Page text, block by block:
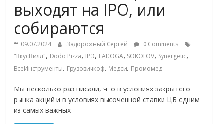
соцсетях
Портал
об
онлайн-
торговле,
сервисах
для
Commerce,
выходят на IPO, или
собираются
09.07.2024 Задорожный Сергей
0 Comments
"ВкусВилл", Dodo Pizza, IPO, LADOGA, SOKOLOV, Synergetic,
ВсеИнструменты, Грузовичкоф, Медси, Промомед
Мы несколько раз писали, что в условиях закрытого
рынка акций и в условиях высоченной ставки ЦБ одним
из самых важных